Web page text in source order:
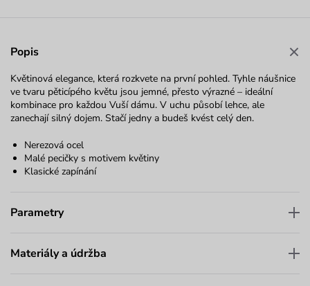
Popis
Květinová elegance, která rozkvete na první pohled. Tyhle náušnice
ve tvaru pěticípého květu jsou jemné, přesto výrazné – ideální
kombinace pro každou Vuší dámu. V uchu působí lehce, ale
zanechají silný dojem. Stačí jedny a budeš kvést celý den.
Nerezová ocel
Malé pecičky s motivem květiny
Klasické zapínání
Parametry
Materiály a údržba